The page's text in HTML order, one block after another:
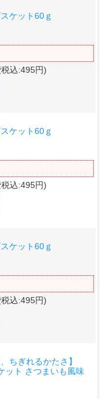
ケット60ｇ
込:495円)
ケット60ｇ
込:495円)
ケット60ｇ
込:495円)
ちぎれるかたさ】
ット さつまいも風味